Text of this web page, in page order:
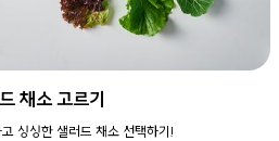
채소 고르기
싱싱한 샐러드 채소 선택하기!